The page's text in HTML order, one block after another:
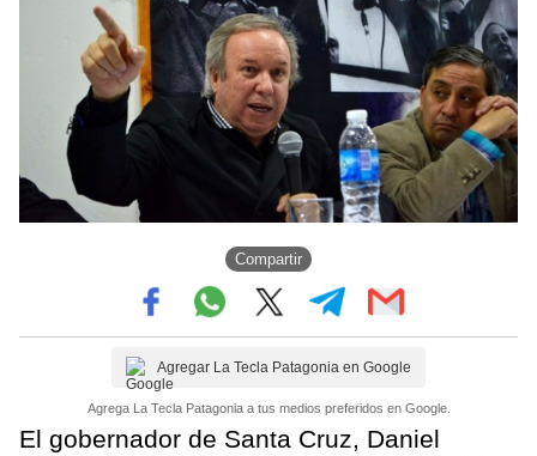
Compartir
Agregar La Tecla Patagonia en Google
Agrega La Tecla Patagonia a tus medios preferidos en Google.
El gobernador de Santa Cruz, Daniel